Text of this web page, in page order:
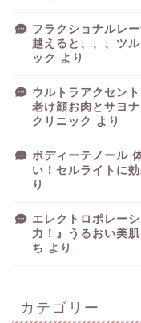
フラクショナルレ
越えると、、、ツ
ック より
ウルトラアクセン
老け顔お肉とサヨ
クリニック より
ボディーテノール
い！セルライトに効
り
エレクトロポレー
力！』うるおい美
ち より
カテゴリー